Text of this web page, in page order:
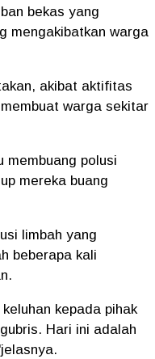
bekas yang
mengakibatkan warga
akibat aktifitas
warga sekitar
membuang polusi
mereka buang
limbah yang
beberapa kali
kepada pihak
Hari ini adalah